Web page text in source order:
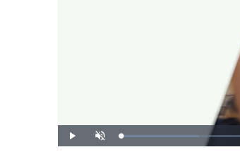
播
放
開
啟
載
入